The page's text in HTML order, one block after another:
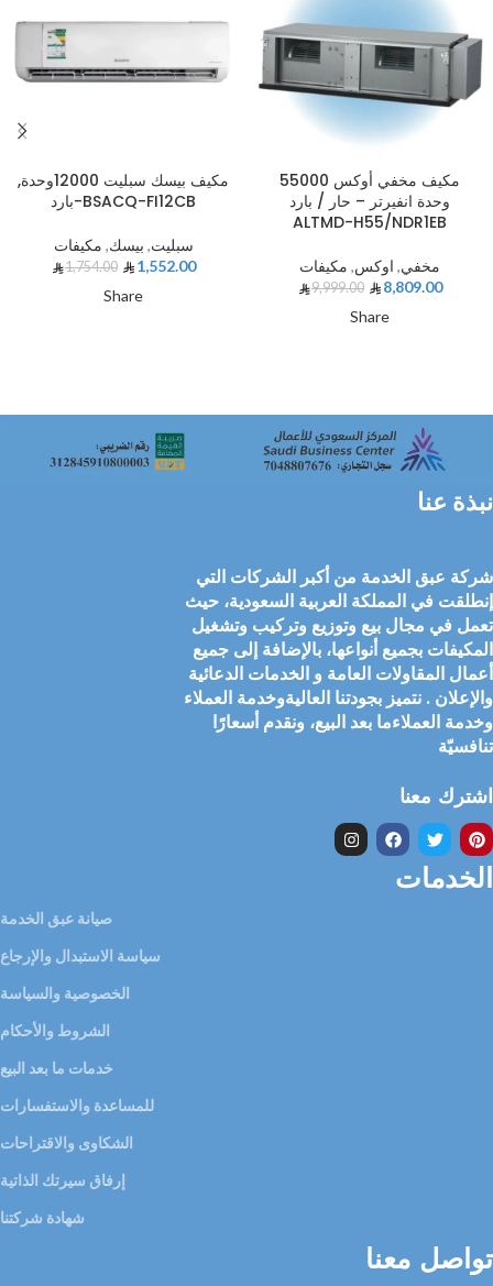
مكيف بيسك سبليت 12000وحدة,
بارد-BSACQ-FI12CB
سبليت, بيسك, مكيفات
1,754.00
1,552.00
Share
مكيف مخفي أوكس 55000
وحدة انفيرتر – حار / بارد
ALTMD-H55/NDR1EB
مخفي, اوكس, مكيفات
9,999.00
8,809.00
Share
نبذة عنا
شركة عبق الخدمة من أكبر الشركات التي
إنطلقت في المملكة العربية السعودية، حيث
تعمل في مجال بيع وتوزيع وتركيب وتشغيل
المكيفات بجميع أنواعها، بالإضافة إلى جميع
أعمال المقاولات العامة و الخدمات الدعائية
والإعلان . نتميز بجودتنا العاليةوخدمة العملاء
وخدمة العملاءما بعد البيع، ونقدم أسعارًا
تنافسيّة
اشترك معنا
الخدمات
صيانة عبق الخدمة
سياسة الاستبدال والإرجاع
الخصوصية والسياسة
الشروط والأحكام
خدمات ما بعد البيع
للمساعدة والاستفسارات
الشكاوى والاقتراحات
إرفاق سيرتك الذاتية
شهادة شركتنا
تواصل معنا